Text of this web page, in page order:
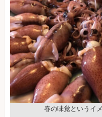
春の味覚というイ